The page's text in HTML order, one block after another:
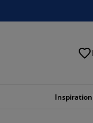
Inspiration